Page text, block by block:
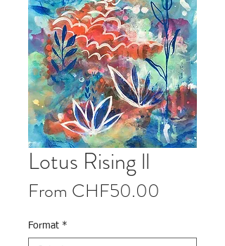
Lotus Rising ll
From CHF50.00
Format *